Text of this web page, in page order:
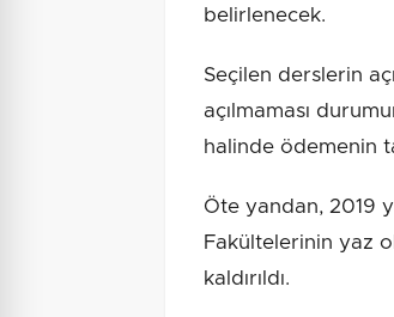
belirlenecek.
Seçilen derslerin
açılmaması
halinde ödemenin
Öte yandan, 2019
Fakültelerinin yaz
kaldırıldı.